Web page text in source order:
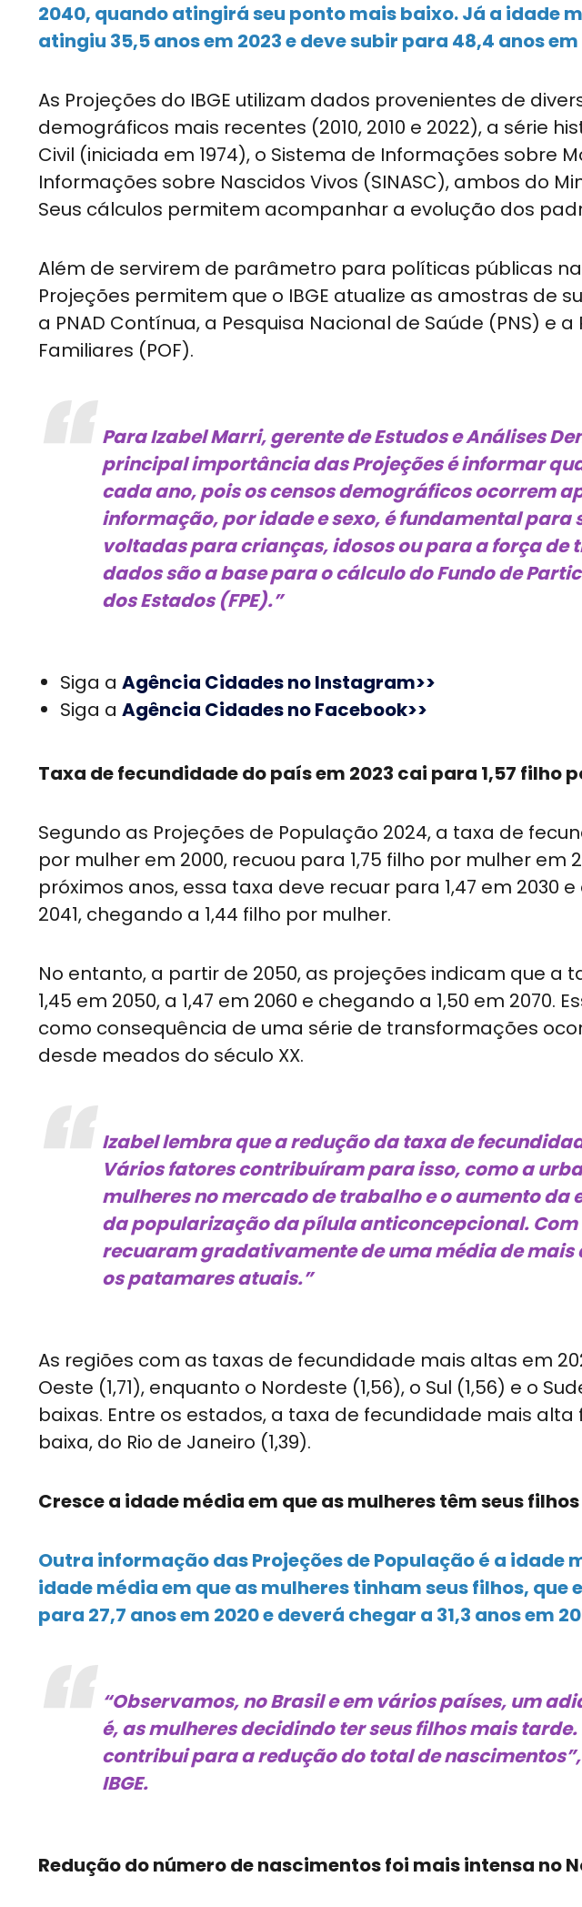
2040, quando atingirá seu ponto mais baixo. Já a idade
atingiu 35,5 anos em 2023 e deve subir para 48,4 anos em
As Projeções do IBGE utilizam dados provenientes de
demográficos mais recentes (2010, 2010 e 2022), a série
Civil (iniciada em 1974), o Sistema de Informações sobre
Informações sobre Nascidos Vivos (SINASC), ambos do
Seus cálculos permitem acompanhar a evolução dos
Além de servirem de parâmetro para políticas públicas
Projeções permitem que o IBGE atualize as amostras de
a PNAD Contínua, a Pesquisa Nacional de Saúde (PNS) e
Familiares (POF).
Para Izabel Marri, gerente de Estudos e Análises
principal importância das Projeções é informar
cada ano, pois os censos demográficos ocorrem
informação, por idade e sexo, é fundamental
voltadas para crianças, idosos ou para a força de
dados são a base para o cálculo do Fundo de
dos Estados (FPE).”
Siga a Agência Cidades no Instagram>>
Siga a Agência Cidades no Facebook>>
Taxa de fecundidade do país em 2023 cai para 1,57 filho
Segundo as Projeções de População 2024, a taxa de
por mulher em 2000, recuou para 1,75 filho por mulher em
próximos anos, essa taxa deve recuar para 1,47 em 2030
2041, chegando a 1,44 filho por mulher.
No entanto, a partir de 2050, as projeções indicam que a
1,45 em 2050, a 1,47 em 2060 e chegando a 1,50 em 2070.
como consequência de uma série de transformações
desde meados do século XX.
Izabel lembra que a redução da taxa de
Vários fatores contribuíram para isso, como a
mulheres no mercado de trabalho e o aumento
da popularização da pílula anticoncepcional.
recuaram gradativamente de uma média de mais
os patamares atuais.”
As regiões com as taxas de fecundidade mais altas em
Oeste (1,71), enquanto o Nordeste (1,56), o Sul (1,56) e o
baixas. Entre os estados, a taxa de fecundidade mais alta
baixa, do Rio de Janeiro (1,39).
Cresce a idade média em que as mulheres têm seus filhos
Outra informação das Projeções de População é a idade
idade média em que as mulheres tinham seus filhos, que
para 27,7 anos em 2020 e deverá chegar a 31,3 anos em
“Observamos, no Brasil e em vários países, um
é, as mulheres decidindo ter seus filhos mais
contribui para a redução do total de
IBGE.
Redução do número de nascimentos foi mais intensa no